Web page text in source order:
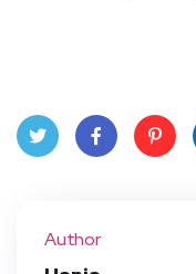
Author